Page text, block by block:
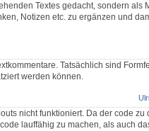
Textes gedacht, sondern als
Notizen etc. zu ergänzen und
Tatsächlich sind
werden können.
nicht funktioniert. Da der code zu
lauffähig zu machen, als auch